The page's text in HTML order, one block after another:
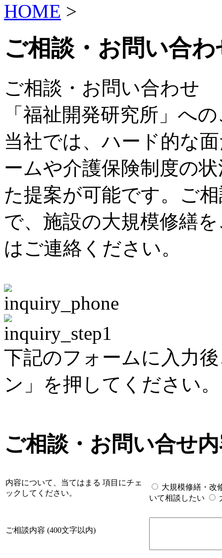
HOME >
ご相談・お問い合わ
ご相談・お問い合わせ
「福祉開発研究所」へ
当社では、ハード的な
ームや介護保険制度の
た提案が可能です。ご
で、施設の大規模修繕
はご連絡ください。
下記のフォームに入力
ン」を押してください。
ご相談・お問い合せ
内容について、当てはまる 項目にチェ
ックしてください。
大規模修繕・改
いて相談したい
ご相談内容 (400文字以内)